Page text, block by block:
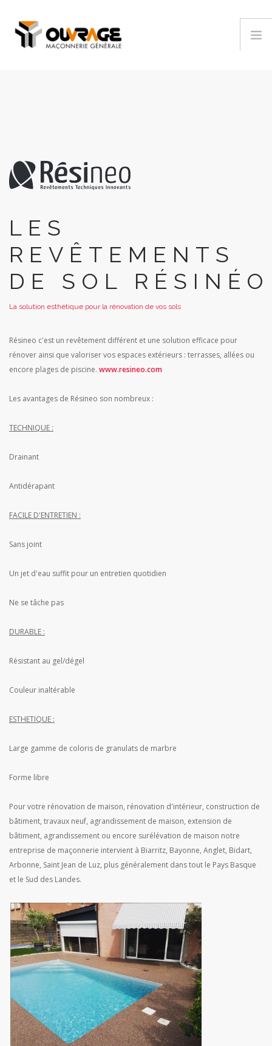
CONTACT
LES
REVÊTEMENTS
DE SOL RÉSINÉO
La solution esthétique pour la rénovation de vos sols
Résineo c'est un revêtement différent et une solution efficace pour
rénover ainsi que valoriser vos espaces extérieurs : terrasses, allées ou
encore plages de piscine. www.resineo.com
Les avantages de Résineo son nombreux :
TECHNIQUE :
Drainant
Antidérapant
FACILE D'ENTRETIEN :
Sans joint
Un jet d'eau suffit pour un entretien quotidien
Ne se tâche pas
DURABLE :
Résistant au gel/dégel
Couleur inaltérable
ESTHETIQUE :
Large gamme de coloris de granulats de marbre
Forme libre
Pour votre rénovation de maison, rénovation d'intérieur, construction de
bâtiment, travaux neuf, agrandissement de maison, extension de
bâtiment, agrandissement ou encore surélévation de maison notre
entreprise de maçonnerie intervient à Biarritz, Bayonne, Anglet, Bidart,
Arbonne, Saint Jean de Luz, plus généralement dans tout le Pays Basque
et le Sud des Landes.